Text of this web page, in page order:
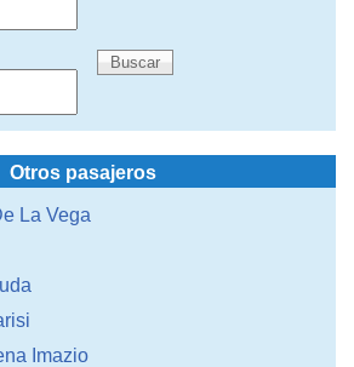
Otros pasajeros
La Vega
Imazio